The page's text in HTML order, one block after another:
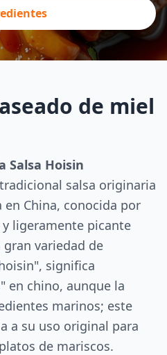
de miel
Salsa Hoisin
salsa originaria
China, conocida por
ligeramente picante
variedad de
significa
en chino, aunque la
marinos; este
a su uso original para
de mariscos.